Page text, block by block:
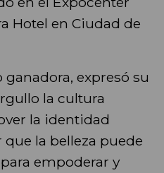
Hotel en Ciudad de
expresó su
la cultura
la identidad
la belleza puede
empoderar y